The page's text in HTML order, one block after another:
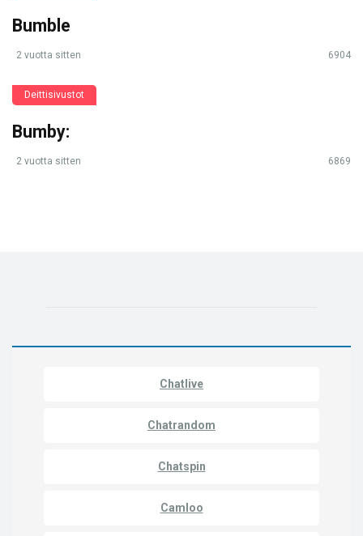
Bumble
2 vuotta sitten 6904
Deittisivustot
Bumby:
2 vuotta sitten 6869
Chatlive
Chatrandom
Chatspin
Camloo